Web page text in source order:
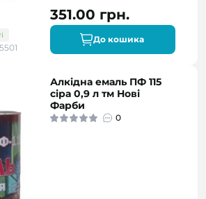
351.00 грн.
До кошика
Алкідна емаль ПФ 115
сіра 0,9 л тм Нові
Фарби
0